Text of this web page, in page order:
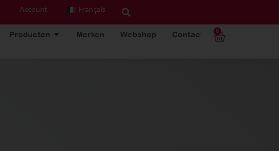
Account Français
Producten Merken Webshop Contact 0